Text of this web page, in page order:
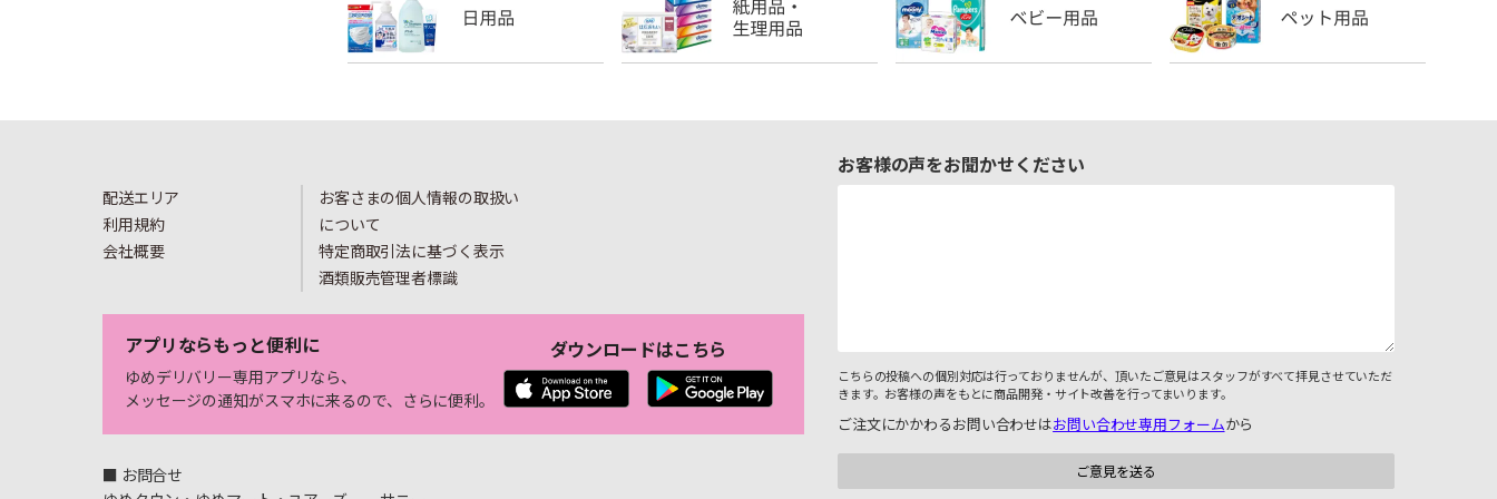
配送エリア
利用規約
会社概要
お客さまの個人情報の取扱い
について
特定商取引法に基づく表示
酒類販売管理者標識
アプリならもっと便利に
ゆめデリバリー専用アプリなら、
メッセージの通知がスマホに来るので、さらに便利。
ダウンロードはこちら
■ お問合せ
お客様の声をお聞かせください
こちらの投稿への個別対応は行っておりませんが、頂いたご意見はスタッフがすべて拝見させていただ
きます。お客様の声をもとに商品開発・サイト改善を行ってまいります。
ご注文にかかわるお問い合わせはお問い合わせ専用フォームから